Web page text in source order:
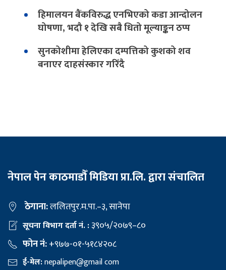
हिमालयन बैंकविरुद्ध एनभिएको कडा आन्दोलन
घोषणा, भदौ १ देखि सबै धितो मूल्याङ्कन ठप्प
सुनकोशीमा हेलिएका दम्पत्तिको कुशको शव
बनाएर दाहसंस्कार गरिँदै
नेपाल पेन काठमाडौँ मिडिया प्रा.लि. द्वारा संचालित
ठेगाना:ललितपुर.म.पा.–३, सानेपा
सूचना विभाग दर्ता नं. :३९०५/२०७९–८०
फोन नं:+९७७-०१-५१८४२०८
ई-मेल:nepalipen@gmail com